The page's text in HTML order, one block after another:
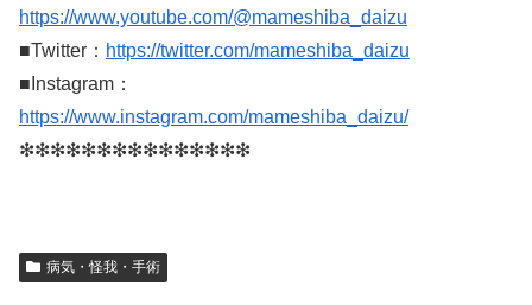
https://www.youtube.com/@mameshiba_daizu
■Twitter： https://twitter.com/mameshiba_daizu
■Instagram：
https://www.instagram.com/mameshiba_daizu/
❇︎❇︎❇︎❇︎❇︎❇︎❇︎❇︎❇︎❇︎❇︎❇︎❇︎❇︎❇︎
病気・怪我・手術